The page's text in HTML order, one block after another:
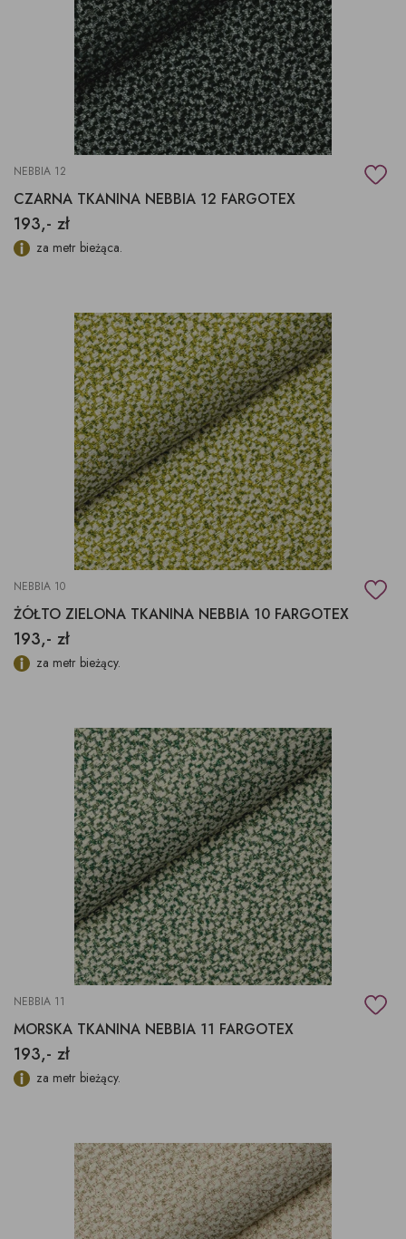
NEBBIA 12
CZARNA TKANINA NEBBIA 12 FARGOTEX
193,- zł
za metr bieżąca.
NEBBIA 10
ŻÓŁTO ZIELONA TKANINA NEBBIA 10 FARGOTEX
193,- zł
za metr bieżący.
NEBBIA 11
MORSKA TKANINA NEBBIA 11 FARGOTEX
193,- zł
za metr bieżący.